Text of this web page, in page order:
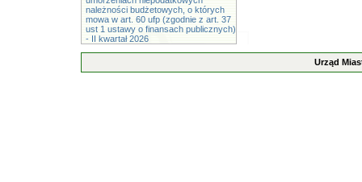
należności budżetowych, o których
mowa w art. 60 ufp (zgodnie z art. 37
ust 1 ustawy o finansach publicznych)
- II kwartał 2026
Urząd